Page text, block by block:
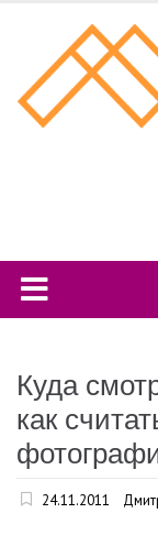
content
Куда
как
24.11.2011